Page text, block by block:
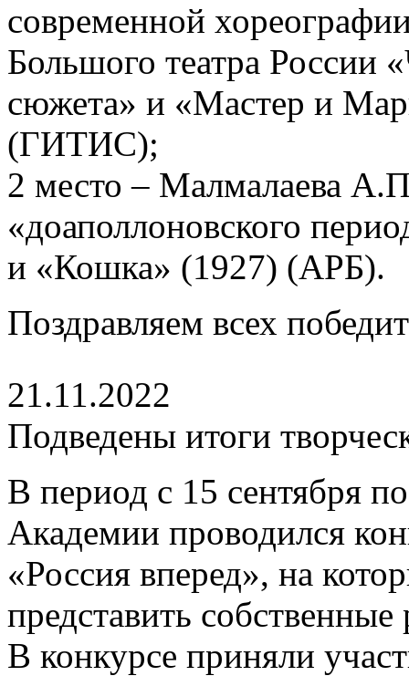
современной
Большого театра России
сюжета» и «Мастер и
(ГИТИС);
2 место – Малмалаева
«доаполлоновского
и «Кошка» (1927) (АРБ).
Поздравляем всех
21.11.2022
Подведены итоги
В период с 15 сентября
Академии проводился
«Россия вперед», на
представить
В конкурсе приняли